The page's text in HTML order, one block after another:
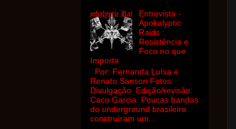
Entrevista -
Apokalyptic
Raids :
Resistência e
Foco no que
Importa
Por: Fernanda Luísa e
Renato Sanson Fotos:
Divulgação Edição/revisão:
Caco Garcia Poucas bandas
do underground brasileiro
construíram um...